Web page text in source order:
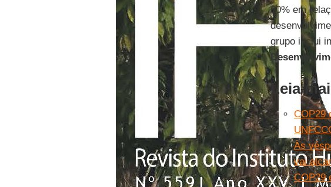
60% em
grupo inclui
Leia
COP29
Às
vai
COP29